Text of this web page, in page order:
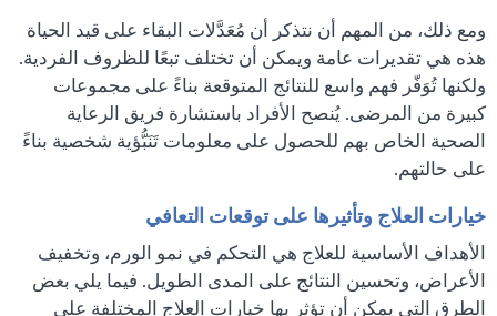
ومع ذلك، من المهم أن نتذكر أن مُعَدَّلات البقاء على قيد الحياة
هذه هي تقديرات عامة ويمكن أن تختلف تبعًا للظروف الفردية.
ولكنها تُوَفّر فهم واسع للنتائج المتوقعة بناءً على مجموعات
كبيرة من المرضى. يُنصح الأفراد باستشارة فريق الرعاية
الصحية الخاص بهم للحصول على معلومات تَنَبُّؤية شخصية بناءً
على حالتهم.
خيارات العلاج وتأثيرها على توقعات التعافي
الأهداف الأساسية للعلاج هي التحكم في نمو الورم، وتخفيف
الأعراض، وتحسين النتائج على المدى الطويل. فيما يلي بعض
الطرق التي يمكن أن تؤثر بها خيارات العلاج المختلفة على